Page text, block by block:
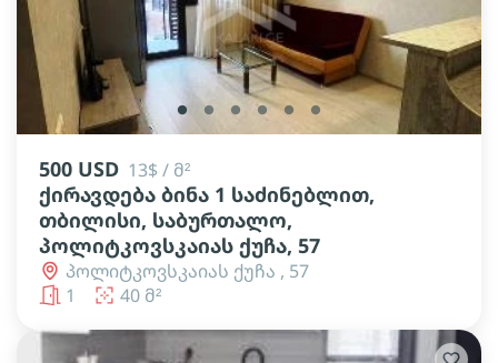
lens lens lens lens lens lens
500 USD 13$ / მ²
ქირავდება ბინა 1 საძინებლით,
თბილისი, საბურთალო,
პოლიტკოვსკაიას ქუჩა, 57
პოლიტკოვსკაიას ქუჩა , 57
1
40 მ²